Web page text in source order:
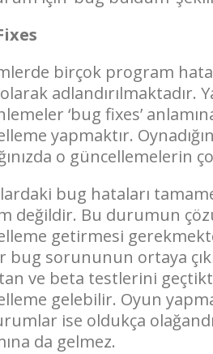
birçok program
adlandırılmaktadır.
‘bug fixes’
yapmaktır.
o
bug hataları
değildir. Bu durumun
getirmesi
bug sorununun ortaya
ve beta testlerini
gelebilir. Oyun
ise oldukça
da gelmez.